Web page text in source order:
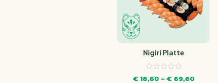
Nigiri Platte
€18,60 – €69,60